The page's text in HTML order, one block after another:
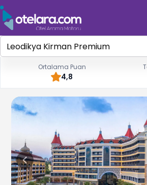
Ortalama Puan
4,8